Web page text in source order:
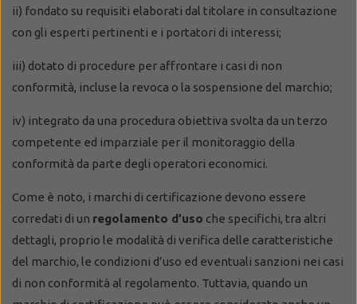
ii) fondato su requisiti elaborati dal titolare in consultazione
con gli esperti pertinenti e i portatori di interessi;
iii) dotato di procedure per affrontare i casi di non
conformità, incluse la revoca o la sospensione del marchio;
iv) integrato da una procedura obiettiva svolta da un terzo
competente ed imparziale per il monitoraggio della
conformità da parte degli operatori economici.
Come è noto, i marchi di certificazione devono essere
corredati di un regolamento d’uso che specifichi, tra altri
dettagli, proprio le modalità di verifica delle caratteristiche
del marchio, le condizioni d’uso ed eventuali sanzioni nei casi
di non conformità al regolamento. Tuttavia, quando un